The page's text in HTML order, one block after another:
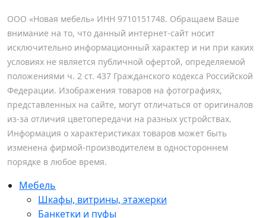
ООО «Новая мебель» ИНН 9710151748. Обращаем Ваше
внимание на то, что данный интернет-сайт носит
исключительно информационный характер и ни при каких
условиях не является публичной офертой, определяемой
положениями ч. 2 ст. 437 Гражданского кодекса Российской
Федерации. Изображения товаров на фотографиях,
представленных на сайте, могут отличаться от оригиналов
из-за отличия цветопередачи на разных устройствах.
Информация о характеристиках товаров может быть
изменена фирмой-производителем в одностороннем
порядке в любое время.
Мебель
Шкафы, витрины, этажерки
Банкетки и пуфы